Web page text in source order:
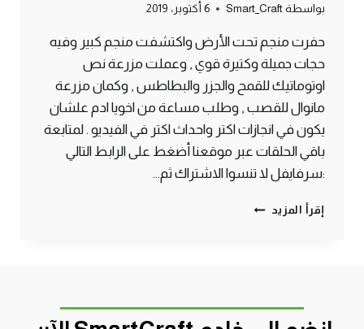
بواسطة Smart_Craft 6 أكتوبر، 2019
حفرت منجم تحت الأرض واكتشفت منجم كبير وفيه
حجات جميلة وكتيرة قوي , وعملت مزرعة نص
اوتوماتيك للقمح والجزر والبطاطس , وكمان مزرعة
مانوال للقصب , وطلب مساعة من اخويا ادم علشان
يكون في انجازات اكتر واحداث اكتر في الفيديو . لمتابعة
باقي الحلقات عبر موقعنا أضغط على الرابط التالي
:سرفايفل لا تنسوا الاشتراك ثم…
إقرأ المزيد الحلقة
بمساعدة